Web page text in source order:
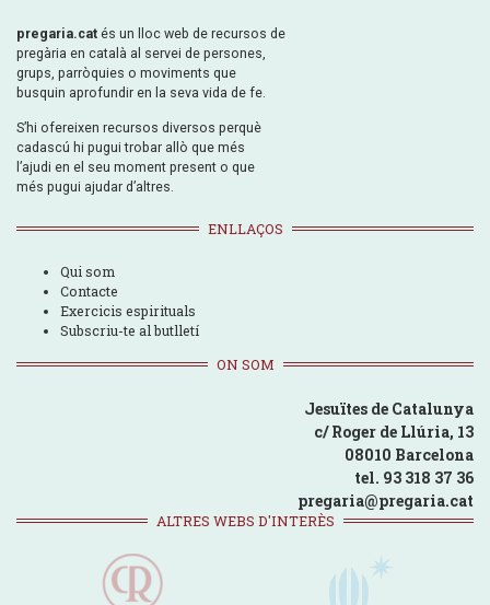
pregaria.cat és un lloc web de recursos de
pregària en català al servei de persones,
grups, parròquies o moviments que
busquin aprofundir en la seva vida de fe.
S’hi ofereixen recursos diversos perquè
cadascú hi pugui trobar allò que més
l’ajudi en el seu moment present o que
més pugui ajudar d’altres.
ENLLAÇOS
Qui som
Contacte
Exercicis espirituals
Subscriu-te al butlletí
ON SOM
Jesuïtes de Catalunya
c/ Roger de Llúria, 13
08010 Barcelona
tel. 93 318 37 36
pregaria@pregaria.cat
ALTRES WEBS D'INTERÈS